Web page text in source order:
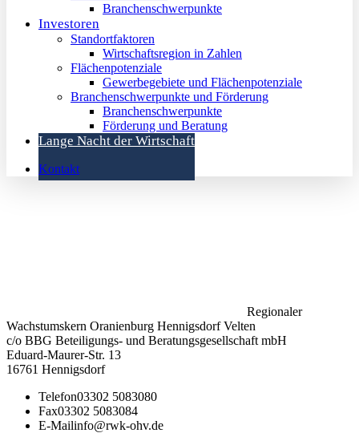
Branchenschwerpunkte
Investoren
Standortfaktoren
Wirtschaftsregion in Zahlen
Flächenpotenziale
Gewerbegebiete und Flächenpotenziale
Branchenschwerpunkte und Förderung
Branchenschwerpunkte
Förderung und Beratung
Lange Nacht der Wirtschaft
Kontakt
Regionaler
Wachstumskern Oranienburg Hennigsdorf Velten
c/o BBG Beteiligungs- und Beratungsgesellschaft mbH
Eduard-Maurer-Str. 13
16761 Hennigsdorf
Telefon03302 5083080
Fax03302 5083084
E-Mailinfo@rwk-ohv.de